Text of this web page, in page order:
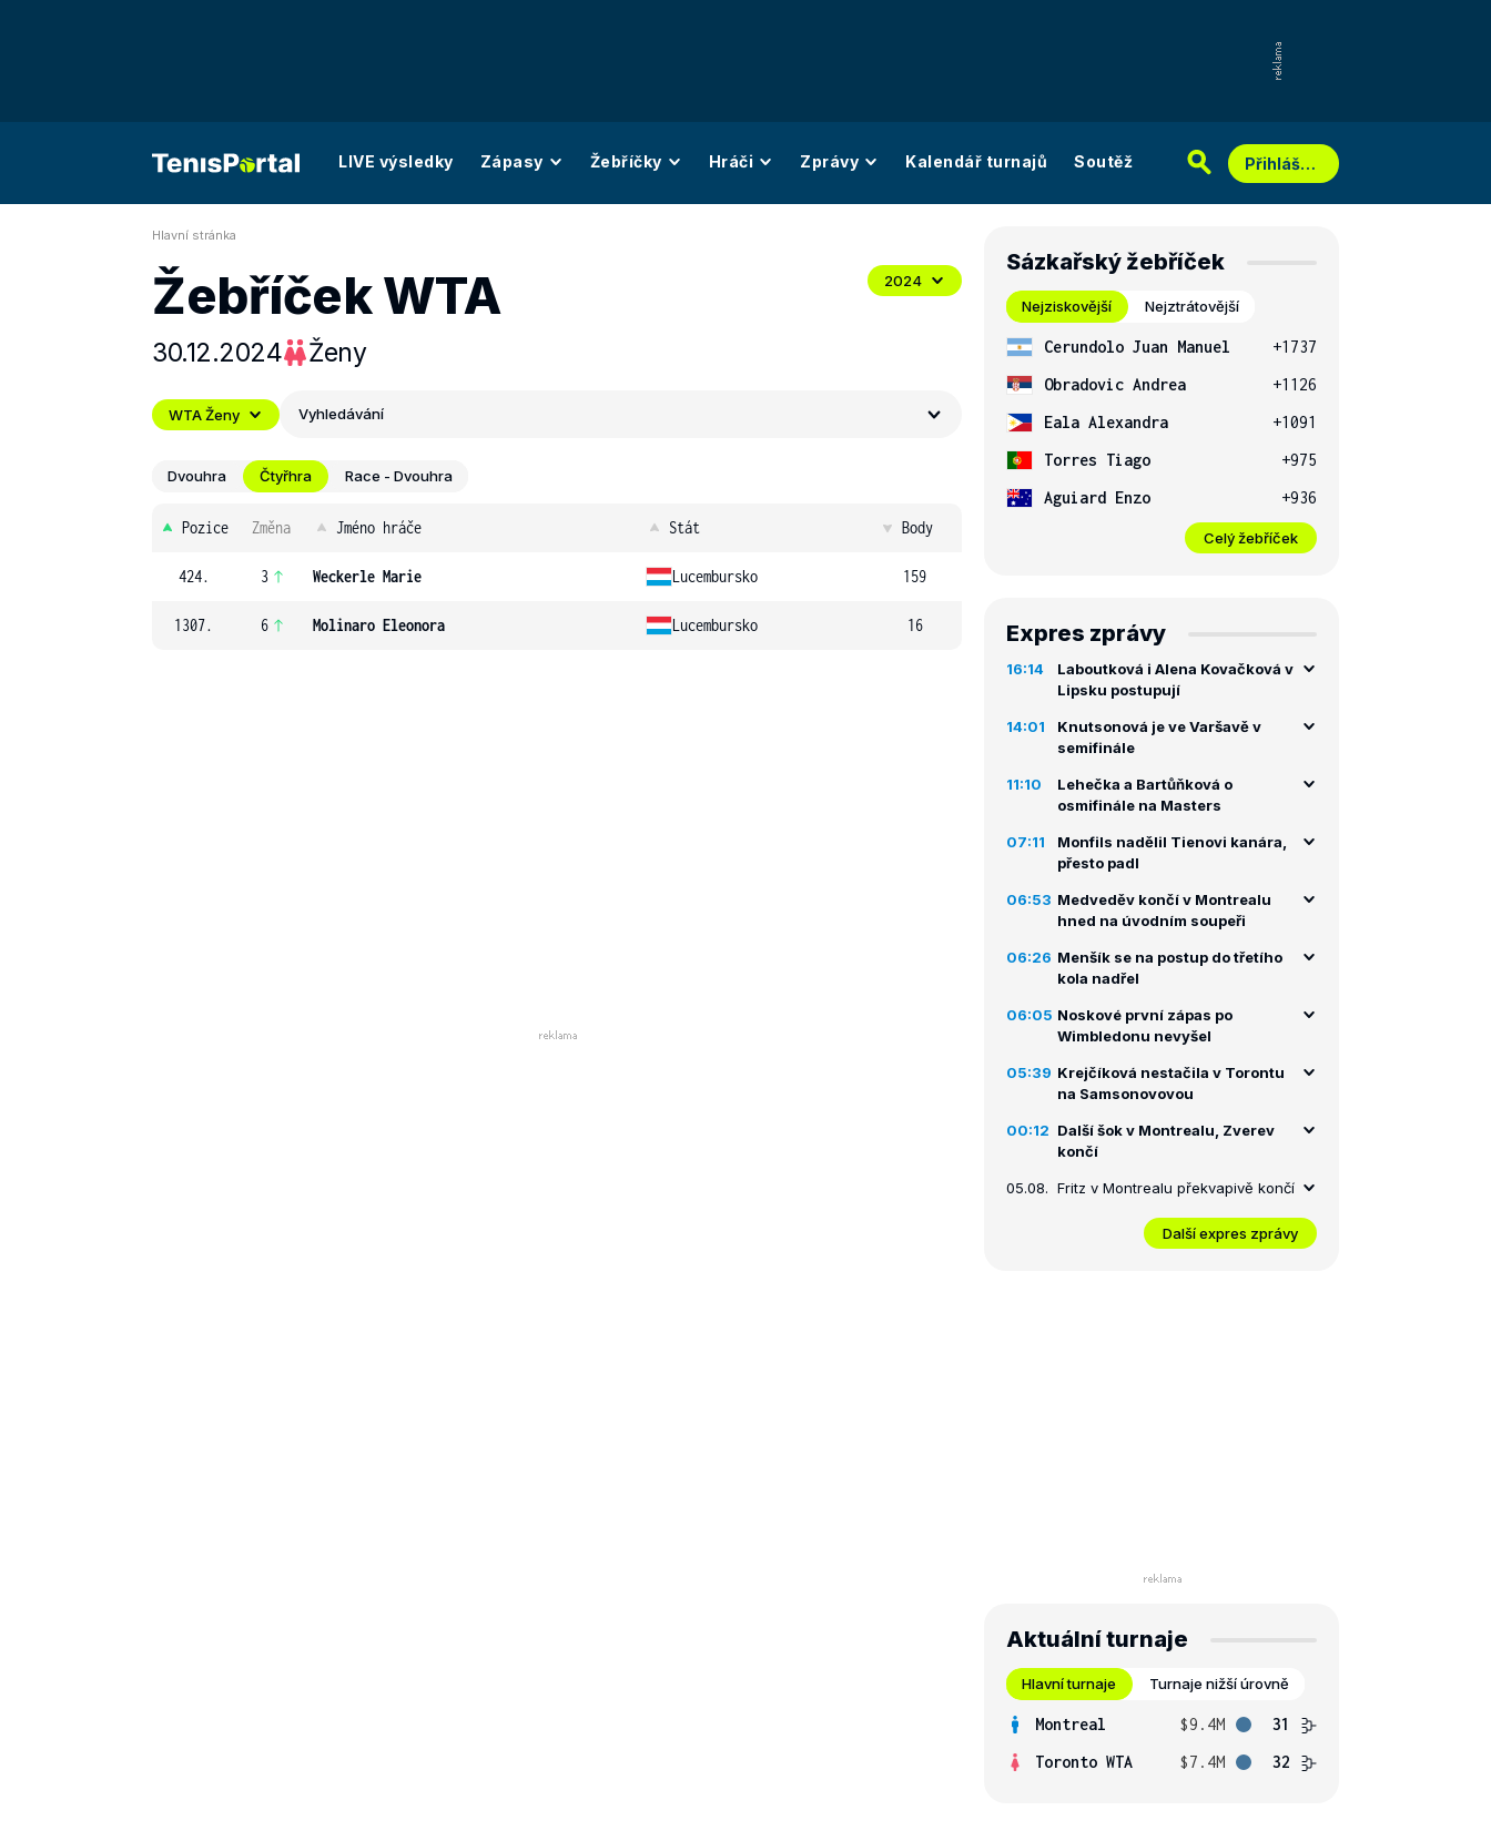
LIVE výsledky Zápasy Žebříčky Hráči Zprávy Kalendář turnajů Soutěž Přihlášení
Hlavní stránka
Žebříček WTA
30.12.2024 Ženy
2024
WTA Ženy Vyhledávání
Dvouhra Čtyřhra Race - Dvouhra
Pozice Změna Jméno hráče Stát Body
424. 3 Weckerle Marie Lucembursko 159
1307. 6 Molinaro Eleonora Lucembursko 16
Sázkařský žebříček
Nejziskovější Nejztrátovější
Cerundolo Juan Manuel
+1737
Obradovic Andrea
+1126
Eala Alexandra
+1091
Torres Tiago
+975
Aguiard Enzo
+936
Celý žebříček
Expres zprávy
16:14
Laboutková i Alena Kovačková v
Lipsku postupují
14:01
Knutsonová je ve Varšavě v
semifinále
11:10
Lehečka a Bartůňková o
osmifinále na Masters
07:11
Monfils nadělil Tienovi kanára,
přesto padl
06:53 Medveděv končí v Montrealu
hned na úvodním soupeři
06:26 Menšík se na postup do třetího
kola nadřel
06:05 Noskové první zápas po
Wimbledonu nevyšel
05:39 Krejčíková nestačila v Torontu
na Samsonovovou
00:12 Další šok v Montrealu, Zverev
končí
05.08. Fritz v Montrealu překvapivě končí
Další expres zprávy
Aktuální turnaje
Hlavní turnaje Turnaje nižší úrovně
Montreal $9.4M
31
Toronto WTA
$7.4M 32